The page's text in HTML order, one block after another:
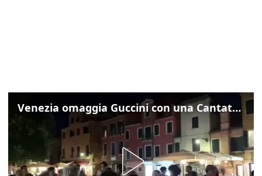
Venezia omaggia Guccini con una Cantata Anarchica in campo Santa Margherita